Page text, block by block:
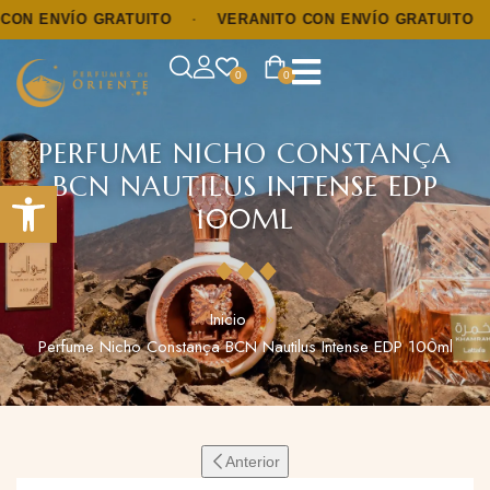
Abrir barra de herramientas
GRATUITO · VERANITO CON ENVÍO GRATUITO ·
0
0
PERFUME NICHO CONSTANÇA
BCN NAUTILUS INTENSE EDP
100ML
Inicio
Perfume Nicho Constança BCN Nautilus Intense EDP 100ml
Anterior